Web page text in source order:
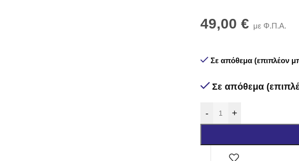
49,00 € με Φ.Π.Α.
Σε απόθεμα (επιπλέον
Σε απόθεμα
- +